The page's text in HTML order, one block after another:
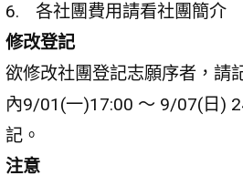
各社團費用請看社團簡介
修改登記
欲修改社團登記志願序者，請
內9/01(一)17:00 ～ 9/07(日)
記。
注意